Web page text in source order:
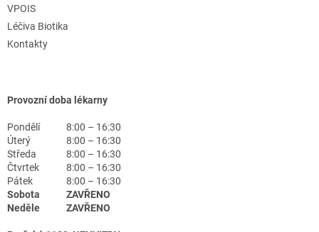
VPOIS
Léčiva Biotika
Kontakty
Provozní doba lékarny
Pondělí
8:00 – 16:30
Úterý
8:00 – 16:30
Středa
8:00 – 16:30
Čtvrtek
8:00 – 16:30
Pátek
8:00 – 16:30
Sobota
ZAVŘENO
Neděle
ZAVŘENO